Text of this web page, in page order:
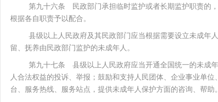
第九十六条 民政部门承担临时监护或者长期监护职责的
根据各自职责予以配合。
县级以上人民政府及其民政部门应当根据需要设立未成年
留、抚养由民政部门监护的未成年人。
第九十七条 县级以上人民政府应当开通全国统一的未成
人合法权益的投诉、举报；鼓励和支持人民团体、企业事业单
台、服务热线、服务站点，提供未成年人保护方面的咨询、帮助